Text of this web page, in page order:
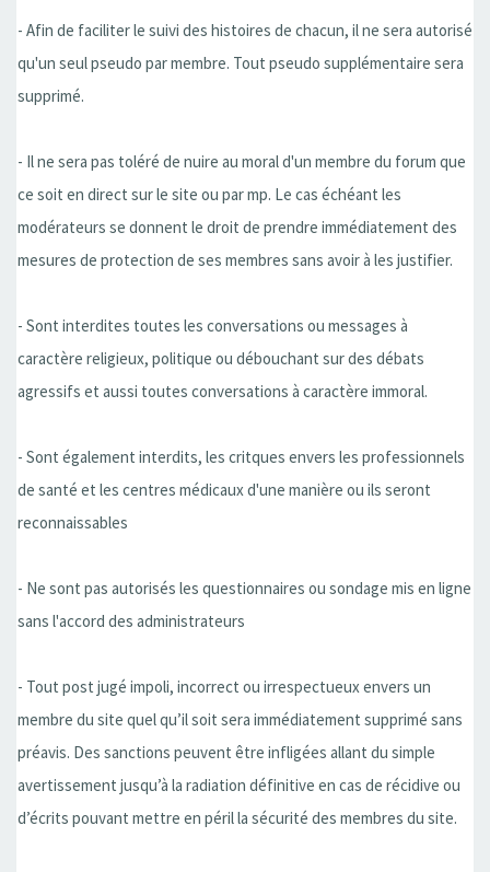
- Afin de faciliter le suivi des histoires de chacun, il ne sera autorisé
qu'un seul pseudo par membre. Tout pseudo supplémentaire sera
supprimé.
- Il ne sera pas toléré de nuire au moral d'un membre du forum que
ce soit en direct sur le site ou par mp. Le cas échéant les
modérateurs se donnent le droit de prendre immédiatement des
mesures de protection de ses membres sans avoir à les justifier.
- Sont interdites toutes les conversations ou messages à
caractère religieux, politique ou débouchant sur des débats
agressifs et aussi toutes conversations à caractère immoral.
- Sont également interdits, les critques envers les professionnels
de santé et les centres médicaux d'une manière ou ils seront
reconnaissables
- Ne sont pas autorisés les questionnaires ou sondage mis en ligne
sans l'accord des administrateurs
- Tout post jugé impoli, incorrect ou irrespectueux envers un
membre du site quel qu’il soit sera immédiatement supprimé sans
préavis. Des sanctions peuvent être infligées allant du simple
avertissement jusqu’à la radiation définitive en cas de récidive ou
d’écrits pouvant mettre en péril la sécurité des membres du site.